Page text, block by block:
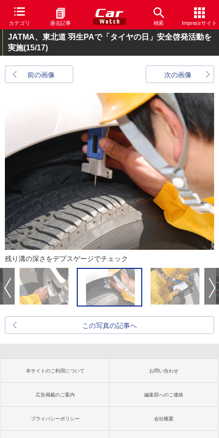
カテゴリ 過去記事 検索 Impressサイト
JATMA、東北道 羽生PAで「タイヤの日」安全啓発活動を
実施(15/17)
前の画像 次の画像
残り溝の深さをデプスゲージでチェック
この写真の記事へ
本サイトのご利用について お問い合わせ
広告掲載のご案内 編集部へのご連絡
プライバシーポリシー 会社概要